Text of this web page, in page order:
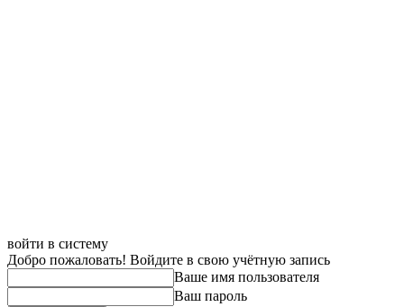
войти в систему
Добро пожаловать! Войдите в свою учётную запись
Ваше имя пользователя
Ваш пароль